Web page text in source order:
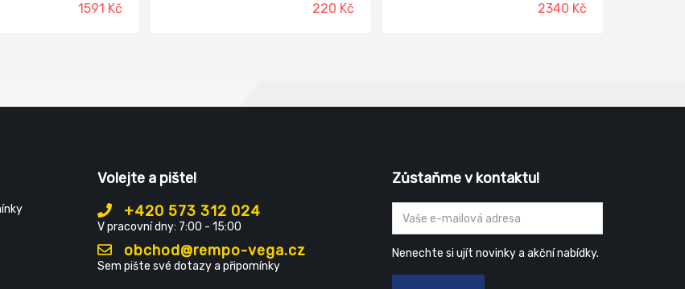
1591 Kč
vznikajícím při svařování, vhodné pro
220 Kč 2340 Kč
Volejte a pište!
+420 573 312 024
V pracovní dny: 7:00 - 15:00
obchod@rempo-vega.cz
Sem pište své dotazy a připomínky
Zůstaňme v kontaktu!
Nenechte si ujít novinky a akční nabídky.